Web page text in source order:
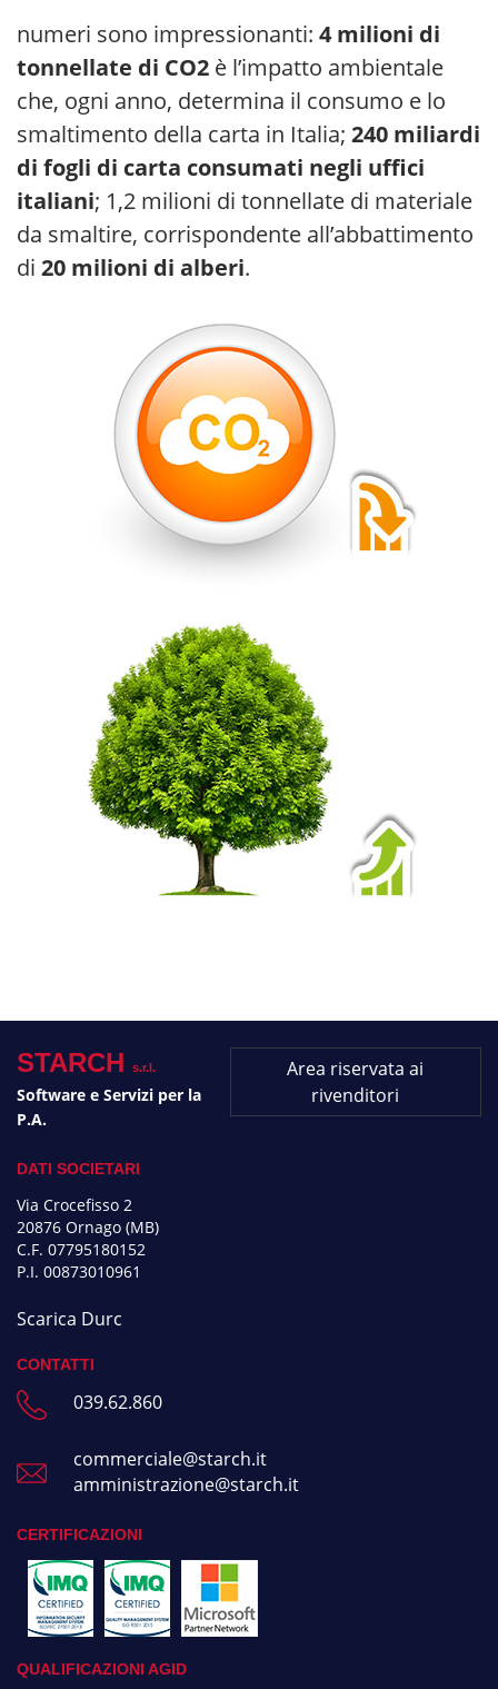
numeri sono impressionanti: 4 milioni di
tonnellate di CO2 è l’impatto ambientale
che, ogni anno, determina il consumo e lo
smaltimento della carta in Italia; 240 miliardi
di fogli di carta consumati negli uffici
italiani; 1,2 milioni di tonnellate di materiale
da smaltire, corrispondente all’abbattimento
di 20 milioni di alberi.
STARCH s.r.l.
Software e Servizi per la
P.A.
Area riservata ai
rivenditori
DATI SOCIETARI
Via Crocefisso 2
20876 Ornago (MB)
C.F. 07795180152
P.I. 00873010961
Scarica Durc
CONTATTI
039.62.860
commerciale@starch.it
amministrazione@starch.it
CERTIFICAZIONI
QUALIFICAZIONI AGID